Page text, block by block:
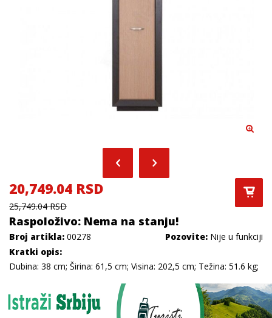
20,749.04 RSD
25,749.04 RSD
Raspoloživo: Nema na stanju!
Broj artikla: 00278 Pozovite: Nije u funkciji
Kratki opis:
Dubina: 38 cm; Širina: 61,5 cm; Visina: 202,5 cm; Težina: 51.6 kg;